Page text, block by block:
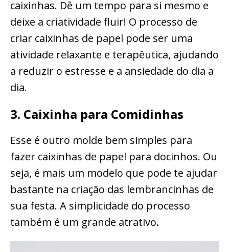
caixinhas. Dê um tempo para si mesmo e
deixe a criatividade fluir! O processo de
criar caixinhas de papel pode ser uma
atividade relaxante e terapêutica, ajudando
a reduzir o estresse e a ansiedade do dia a
dia.
3. Caixinha para Comidinhas
Esse é outro molde bem simples para
fazer caixinhas de papel para docinhos. Ou
seja, é mais um modelo que pode te ajudar
bastante na criação das lembrancinhas de
sua festa. A simplicidade do processo
também é um grande atrativo.